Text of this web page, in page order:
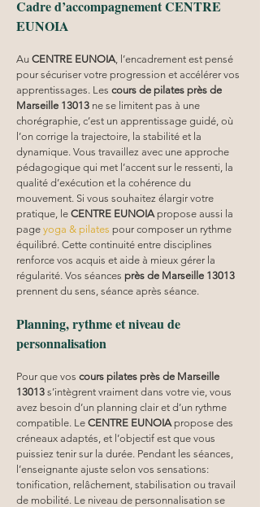
Cadre d’accompagnement CENTRE
EUNOIA
Au CENTRE EUNOIA , l’encadrement est pensé
pour sécuriser votre progression et accélérer vos
apprentissages. Les cours de pilates près de
Marseille 13013 ne se limitent pas à une
chorégraphie, c’est un apprentissage guidé, où
l’on corrige la trajectoire, la stabilité et la
dynamique. Vous travaillez avec une approche
pédagogique qui met l’accent sur le ressenti, la
qualité d’exécution et la cohérence du
mouvement. Si vous souhaitez élargir votre
pratique, le CENTRE EUNOIA propose aussi la
page yoga & pilates pour composer un rythme
équilibré. Cette continuité entre disciplines
renforce vos acquis et aide à mieux gérer la
régularité. Vos séances près de Marseille 13013
prennent du sens, séance après séance.
Planning, rythme et niveau de
personnalisation
Pour que vos cours pilates près de Marseille
13013 s’intègrent vraiment dans votre vie, vous
avez besoin d’un planning clair et d’un rythme
compatible. Le CENTRE EUNOIA propose des
créneaux adaptés, et l’objectif est que vous
puissiez tenir sur la durée. Pendant les séances,
l’enseignante ajuste selon vos sensations:
tonification, relâchement, stabilisation ou travail
de mobilité. Le niveau de personnalisation se